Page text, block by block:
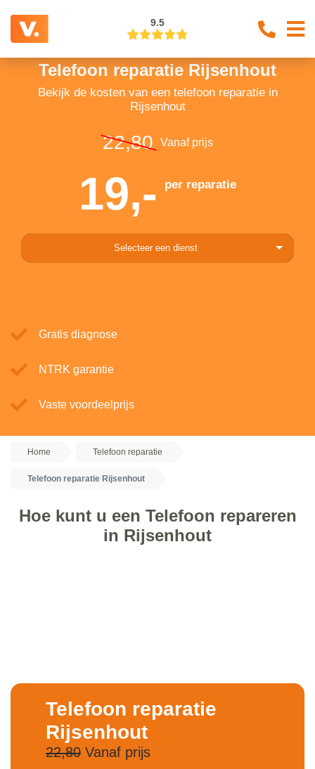
9.5
Telefoon reparatie Rijsenhout
Bekijk de kosten van een telefoon reparatie in
Rijsenhout
22,80 Vanaf prijs
19,- per reparatie
Selecteer een dienst
Gratis diagnose
NTRK garantie
Vaste voordeelprijs
Home Telefoon reparatie
Telefoon reparatie Rijsenhout
Hoe kunt u een Telefoon repareren
in Rijsenhout
Telefoon reparatie
Rijsenhout
22,80Vanaf prijs